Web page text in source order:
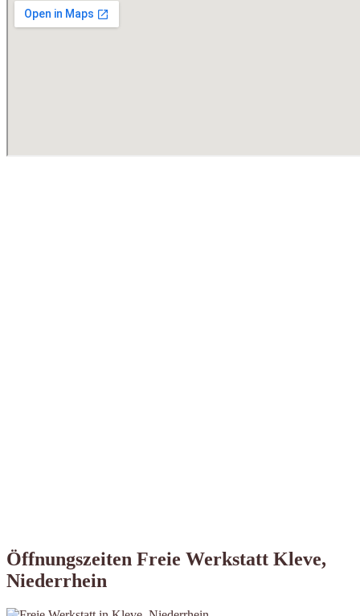
Öffnungszeiten Freie Werkstatt Kleve,
Niederrhein